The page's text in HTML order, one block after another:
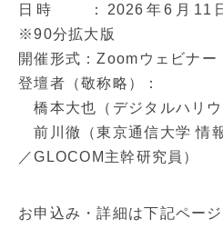
日時 ：2026年6月11日
※90分拡大版
開催形式：Zoomウェビナー
登壇者（敬称略）：
橋本大也（デジタルハリウ
前川徹（東京通信大学 情
／GLOCOM主幹研究員）
お申込み・詳細は下記ペー